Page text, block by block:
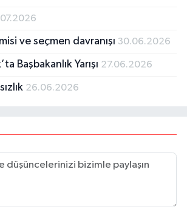
ve seçmen davranışı 30.06.2026
Başbakanlık Yarışı 27.06.2026
26.06.2026